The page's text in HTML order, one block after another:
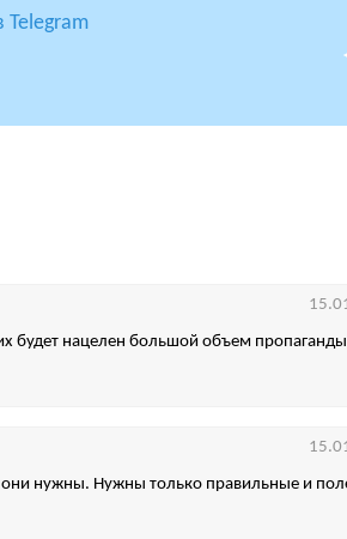
Telegram
будет нацелен большой объем
нужны. Нужны только правильные и